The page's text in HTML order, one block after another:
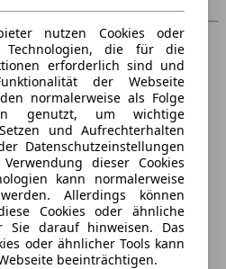
nutzen Cookies oder
die für die
erforderlich sind und
der Webseite
normalerweise als Folge
genutzt, um wichtige
und Aufrechterhalten
Datenschutzeinstellungen
dieser Cookies
kann normalerweise
Allerdings können
Cookies oder ähnliche
Sie darauf hinweisen. Das
oder ähnlicher Tools kann
beeinträchtigen.